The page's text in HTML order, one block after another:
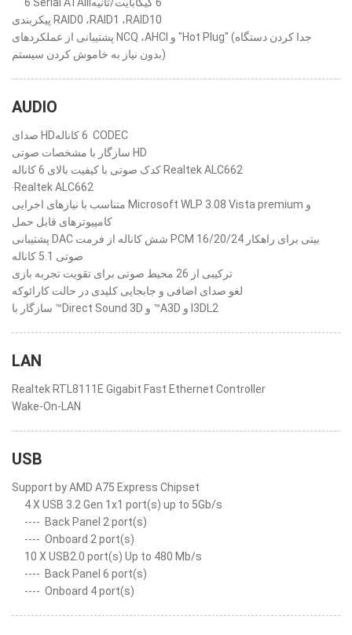
پیکربندی RAID0 ،RAID1 ،RAID10
پشتیبانی از عملکردهای NCQ ،AHCI و "Hot Plug" (جدا کردن دستگاه
بدون نیاز به خاموش کردن سیستم)
AUDIO
صدای HD‏ 6 کاناله CODEC
سازگار با مشخصات صوتی HD
کدک صوتی با کیفیت بالای 6 کاناله Realtek ALC662
‧Realtek ALC662
متناسب با نیازهای اجرایی Microsoft WLP 3.08 Vista premium و
کامپیوترهای قابل حمل
پشتیبانی DAC شش کاناله از فرمت PCM 16/20/24 بیتی برای راهکار
صوتی 5.1 کاناله
ترکیبی از 26 محیط صوتی برای تقویت تجربه بازی
لغو صدای اضافی و جابجایی کلیدی در حالت کارائوکه
سازگار با ™Direct Sound 3D و ™A3D و I3DL2
LAN
Realtek RTL8111E Gigabit Fast Ethernet Controller
Wake-On-LAN
USB
Support by AMD A75 Express Chipset
4 X USB 3.2 Gen 1x1 port(s) up to 5Gb/s
---- Back Panel 2 port(s)
---- Onboard 2 port(s)
10 X USB2.0 port(s) Up to 480 Mb/s
---- Back Panel 6 port(s)
---- Onboard 4 port(s)